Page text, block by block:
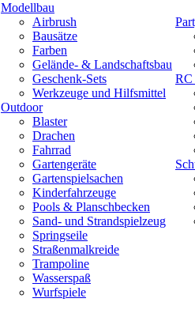
Modellbau
Airbrush
Bausätze
Farben
Gelände- & Landschaftsbau
Geschenk-Sets
Werkzeuge und Hilfsmittel
Outdoor
Blaster
Drachen
Fahrrad
Gartengeräte
Gartenspielsachen
Kinderfahrzeuge
Pools & Planschbecken
Sand- und Strandspielzeug
Springseile
Straßenmalkreide
Trampoline
Wasserspaß
Wurfspiele
RC